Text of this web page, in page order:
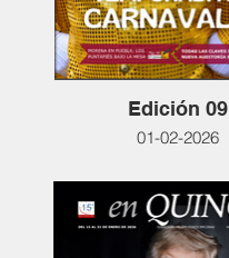
Edición 09
01-02-2026